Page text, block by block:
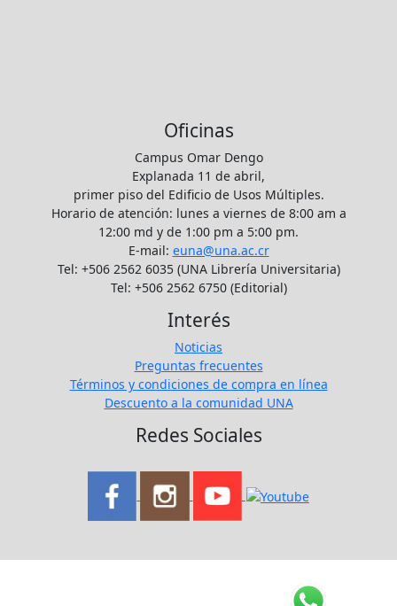
Oficinas
Campus Omar Dengo
Explanada 11 de abril,
primer piso del Edificio de Usos Múltiples.
Horario de atención: lunes a viernes de 8:00 am a
12:00 md y de 1:00 pm a 5:00 pm.
E-mail: euna@una.ac.cr
Tel: +506 2562 6035 (UNA Librería Universitaria)
Tel: +506 2562 6750 (Editorial)
Interés
Noticias
Preguntas frecuentes
Términos y condiciones de compra en línea
Descuento a la comunidad UNA
Redes Sociales